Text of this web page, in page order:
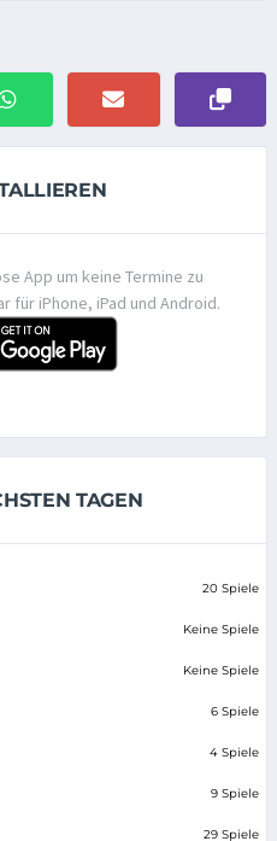
App um keine Termine zu
für iPhone, iPad und Android.
TAGEN
20 Spiele
Keine Spiele
Keine Spiele
6 Spiele
4 Spiele
9 Spiele
29 Spiele